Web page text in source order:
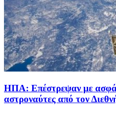
ΗΠΑ: Επέστρεψαν με
αστροναύτες από τον